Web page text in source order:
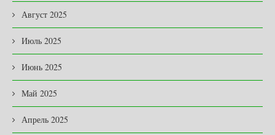
Август 2025
Июль 2025
Июнь 2025
Май 2025
Апрель 2025